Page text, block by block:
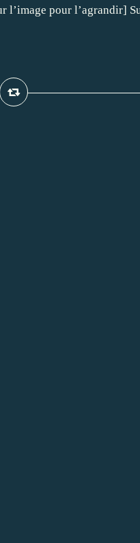
l’image pour l’agrandir]